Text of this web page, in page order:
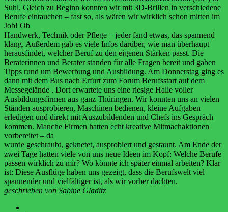
Suhl. Gleich zu Beginn konnten wir mit 3D-Brillen in verschiedene
Berufe eintauchen – fast so, als wären wir wirklich schon mitten im
Job! Ob
Handwerk, Technik oder Pflege – jeder fand etwas, das spannend
klang. Außerdem gab es viele Infos darüber, wie man überhaupt
herausfindet, welcher Beruf zu den eigenen Stärken passt. Die
Beraterinnen und Berater standen für alle Fragen bereit und gaben
Tipps rund um Bewerbung und Ausbildung. Am Donnerstag ging es
dann mit dem Bus nach Erfurt zum Forum Berufsstart auf dem
Messegelände . Dort erwartete uns eine riesige Halle voller
Ausbildungsfirmen aus ganz Thüringen. Wir konnten uns an vielen
Ständen ausprobieren, Maschinen bedienen, kleine Aufgaben
erledigen und direkt mit Auszubildenden und Chefs ins Gespräch
kommen. Manche Firmen hatten echt kreative Mitmachaktionen
vorbereitet – da
wurde geschraubt, geknetet, ausprobiert und gestaunt. Am Ende der
zwei Tage hatten viele von uns neue Ideen im Kopf: Welche Berufe
passen wirklich zu mir? Wo könnte ich später einmal arbeiten? Klar
ist: Diese Ausflüge haben uns gezeigt, dass die Berufswelt viel
spannender und vielfältiger ist, als wir vorher dachten.
geschrieben von Sabine Gladitz